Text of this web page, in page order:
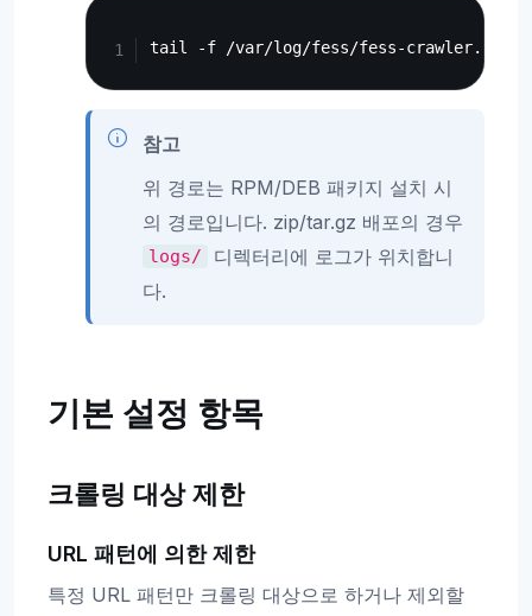
참고
위 경로는 RPM/DEB 패키지 설치 시
의 경로입니다. zip/tar.gz 배포의 경우
logs/
디렉터리에 로그가 위치합니
다.
기본 설정 항목
크롤링 대상 제한
URL 패턴에 의한 제한
특정 URL 패턴만 크롤링 대상으로 하거나 제외할